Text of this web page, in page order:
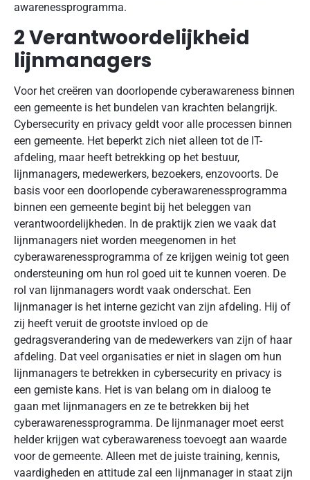
awarenessprogramma.
2 Verantwoordelijkheid
lijnmanagers
Voor het creëren van doorlopende cyberawareness binnen
een gemeente is het bundelen van krachten belangrijk.
Cybersecurity en privacy geldt voor alle processen binnen
een gemeente. Het beperkt zich niet alleen tot de IT-
afdeling, maar heeft betrekking op het bestuur,
lijnmanagers, medewerkers, bezoekers, enzovoorts. De
basis voor een doorlopende cyberawarenessprogramma
binnen een gemeente begint bij het beleggen van
verantwoordelijkheden. In de praktijk zien we vaak dat
lijnmanagers niet worden meegenomen in het
cyberawarenessprogramma of ze krijgen weinig tot geen
ondersteuning om hun rol goed uit te kunnen voeren. De
rol van lijnmanagers wordt vaak onderschat. Een
lijnmanager is het interne gezicht van zijn afdeling. Hij of
zij heeft veruit de grootste invloed op de
gedragsverandering van de medewerkers van zijn of haar
afdeling. Dat veel organisaties er niet in slagen om hun
lijnmanagers te betrekken in cybersecurity en privacy is
een gemiste kans. Het is van belang om in dialoog te
gaan met lijnmanagers en ze te betrekken bij het
cyberawarenessprogramma. De lijnmanager moet eerst
helder krijgen wat cyberawareness toevoegt aan waarde
voor de gemeente. Alleen met de juiste training, kennis,
vaardigheden en attitude zal een lijnmanager in staat zijn